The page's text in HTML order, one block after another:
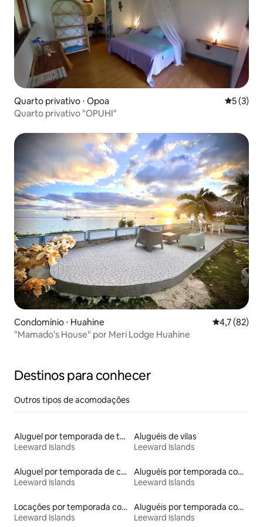
Quarto privativo ⋅ Opoa 5 de
5 (3)
Quarto privativo "OPUHI"
Condomínio ⋅ Huahine 4,7 de uma
4,7 (82)
"Mamado's House" por Meri Lodge Huahine
Destinos para conhecer
Outros tipos de acomodações
Aluguel por temporada de tendas
Leeward Islands
Aluguéis de vilas
Leeward Islands
Aluguel por temporada de casas de hóspedes
Leeward Islands
Aluguéis por temporada com caiaque
Leeward Islands
Locações por temporada com piscina
Leeward Islands
Aluguéis por temporada com banheira de hidromassagem
Leeward Islands